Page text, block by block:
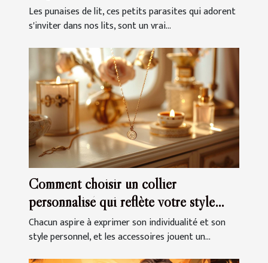
Les punaises de lit, ces petits parasites qui adorent
s'inviter dans nos lits, sont un vrai...
Comment choisir un collier
personnalisé qui reflète votre style
unique
Chacun aspire à exprimer son individualité et son
style personnel, et les accessoires jouent un...